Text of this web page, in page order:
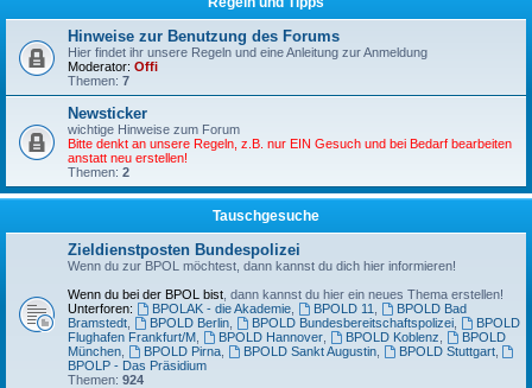
h
Hinweise zur Benutzung des Forums
Hier findet ihr unsere Regeln und eine Anleitung zur Anmeldung
Moderator: Offi
Themen: 7
Newsticker
wichtige Hinweise zum Forum
Bitte denkt an unsere Regeln, z.B. nur EIN Gesuch und bei Bedarf bearbeiten
anstatt neu erstellen!
Themen: 2
Tauschgesuche
Zieldienstposten Bundespolizei
Wenn du zur BPOL möchtest, dann kannst du dich hier informieren!
Wenn du bei der BPOL bist , dann kannst du hier ein neues Thema erstellen!
Unterforen:
BPOLAK - die Akademie, BPOLD 11
BPOLD Bad
Bramstedt
BPOLD Berlin, BPOLD Bundesbereitschaftspolizei,
BPOLD
Flughafen Frankfurt/M
BPOLD Hannover, BPOLD Koblenz
BPOLD
München
BPOLD Pirna, BPOLD Sankt Augustin, BPOLD Stuttgart,
BPOLP - Das Präsidium
Themen: 924